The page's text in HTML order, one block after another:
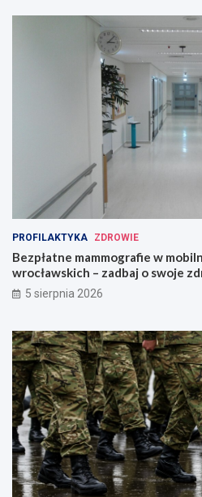
PROFILAKTYKA ZDROWIE
Bezpłatne mammografie w
wrocławskich – zadbaj o swoje
5 sierpnia 2026